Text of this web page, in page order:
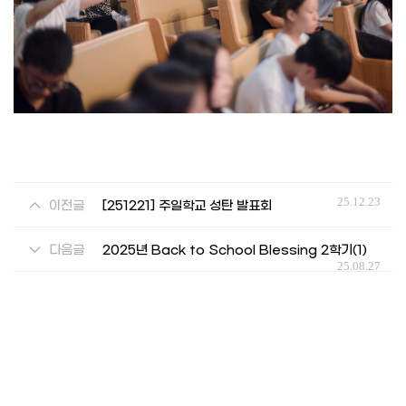
이전글 [251221] 주일학교 성탄 발표회 25.12.23
다음글 2025년 Back to School Blessing 2학기(1)
25.08.27